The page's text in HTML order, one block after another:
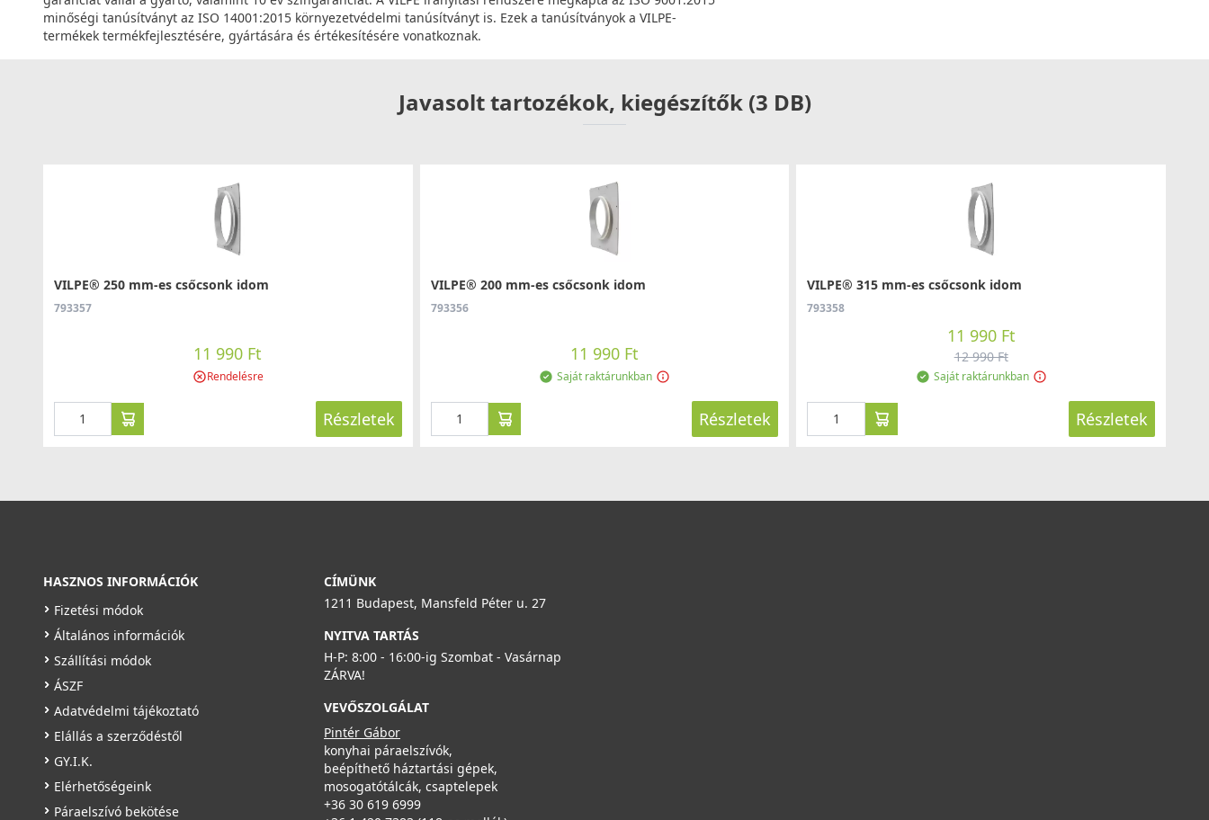
minőségi tanúsítványt az ISO 14001:2015 környezetvédelmi tanúsítványt is. Ezek a tanúsítványok a VILPE-
termékek termékfejlesztésére, gyártására és értékesítésére vonatkoznak.
Javasolt tartozékok, kiegészítők (3 DB)
VILPE® 250 mm-es csőcsonk idom
793357
11 990 Ft
Rendelésre
Részletek
VILPE® 200 mm-es csőcsonk idom
793356
11 990 Ft
Saját raktárunkban
Részletek
VILPE® 315 mm-es csőcsonk idom
793358
11 990 Ft
12 990 Ft
Saját raktárunkban
Részletek
HASZNOS INFORMÁCIÓK
Fizetési módok
Általános információk
Szállítási módok
ÁSZF
Adatvédelmi tájékoztató
Elállás a szerződéstől
GY.I.K.
Elérhetőségeink
Páraelszívó bekötése
CÍMÜNK
1211 Budapest, Mansfeld Péter u. 27
NYITVA TARTÁS
H-P: 8:00 - 16:00-ig Szombat - Vasárnap
ZÁRVA!
VEVŐSZOLGÁLAT
Pintér Gábor
konyhai páraelszívók,
beépíthető háztartási gépek,
mosogatótálcák, csaptelepek
+36 30 619 6999